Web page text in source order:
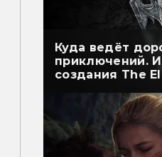
Куда ведёт
приключений.
создания The